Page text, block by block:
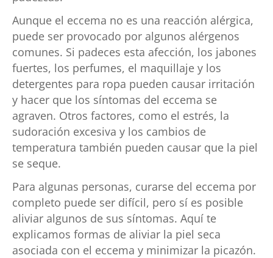
Aunque el eccema no es una reacción alérgica,
puede ser provocado por algunos alérgenos
comunes. Si padeces esta afección, los jabones
fuertes, los perfumes, el maquillaje y los
detergentes para ropa pueden causar irritación
y hacer que los síntomas del eccema se
agraven. Otros factores, como el estrés, la
sudoración excesiva y los cambios de
temperatura también pueden causar que la piel
se seque.
Para algunas personas, curarse del eccema por
completo puede ser difícil, pero sí es posible
aliviar algunos de sus síntomas. Aquí te
explicamos formas de aliviar la piel seca
asociada con el eccema y minimizar la picazón.